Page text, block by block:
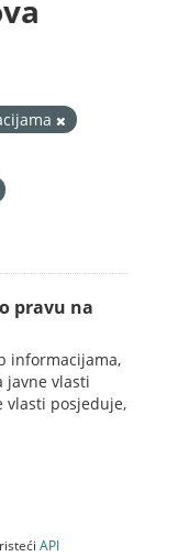
pravu na
informacijama,
javne vlasti
posjeduje,
API